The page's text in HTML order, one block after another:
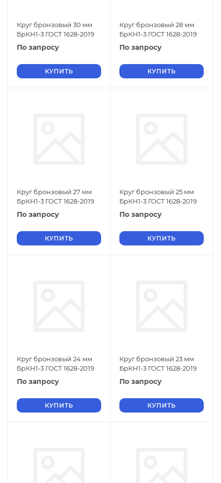
Круг бронзовый 30 мм
БрКН1-3 ГОСТ 1628-2019
По запросу
КУПИТЬ
Круг бронзовый 28 мм
БрКН1-3 ГОСТ 1628-2019
По запросу
КУПИТЬ
Круг бронзовый 27 мм
БрКН1-3 ГОСТ 1628-2019
По запросу
КУПИТЬ
Круг бронзовый 25 мм
БрКН1-3 ГОСТ 1628-2019
По запросу
КУПИТЬ
Круг бронзовый 24 мм
БрКН1-3 ГОСТ 1628-2019
По запросу
КУПИТЬ
Круг бронзовый 23 мм
БрКН1-3 ГОСТ 1628-2019
По запросу
КУПИТЬ